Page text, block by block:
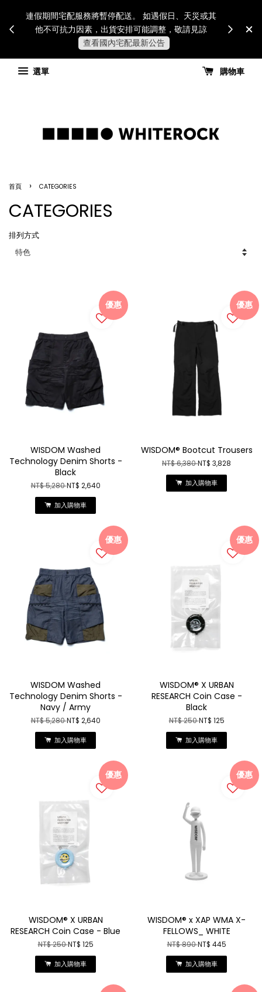
連假期間宅配服務將暫停配送。 如遇假日、天災或其
他不可抗力因素，出貨安排可能調整，敬請見諒
查看國內宅配最新公告
for all
國
選單
購物車
首頁 › CATEGORIES
CATEGORIES
排列方式
優惠
WISDOM Washed
Technology Denim Shorts -
Black
NT$ 5,280NT$ 2,640
加入購物車
優惠
WISDOM® Bootcut Trousers
NT$ 6,380NT$ 3,828
加入購物車
優惠
WISDOM Washed
Technology Denim Shorts -
Navy / Army
NT$ 5,280NT$ 2,640
加入購物車
優惠
WISDOM® X URBAN
RESEARCH Coin Case -
Black
NT$ 250NT$ 125
加入購物車
優惠
WISDOM® X URBAN
RESEARCH Coin Case - Blue
NT$ 250NT$ 125
加入購物車
優惠
WISDOM® x XAP WMA X-
FELLOWS_ WHITE
NT$ 890NT$ 445
加入購物車